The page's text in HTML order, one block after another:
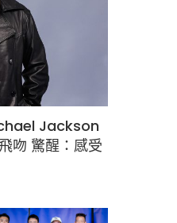
Jackson
吻 驚醒：感受